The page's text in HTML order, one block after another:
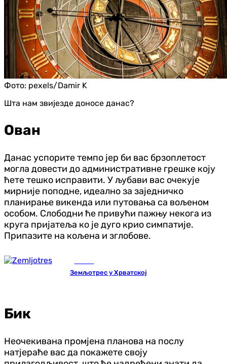
Фото: pexels/Damir K
Шта нам звијезде доносе данас?
Ован
Данас успорите темпо јер би вас брзоплетост
могла довести до административне грешке коју
ћете тешко исправити. У љубави вас очекује
мирније поподне, идеално за заједничко
планирање викенда или путовања са вољеном
особом. Слободни ће привући пажњу некога из
круга пријатеља ко је дуго крио симпатије.
Припазите на кољена и зглобове.
Земљотрес у Хрватској
Бик
Неочекивана промјена планова на послу
натјераће вас да покажете своју